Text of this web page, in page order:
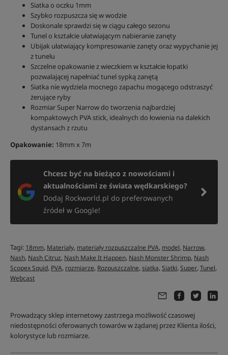
Siatka o oczku 1mm
Szybko rozpuszcza się w wodzie
Doskonale sprawdzi się w ciągu całego sezonu
Tunel o kształcie ułatwiającym nabieranie zanęty
Ubijak ułatwiający kompresowanie zanęty oraz wypychanie jej
z tunelu
Szczelne opakowanie z wieczkiem w kształcie łopatki
pozwalającej napełniać tunel sypką zanętą
Siatka nie wydziela mocnego zapachu mogącego odstraszyć
żerujące ryby
Rozmiar Super Narrow do tworzenia najbardziej
kompaktowych PVA stick, idealnych do łowienia na dalekich
dystansach z rzutu
Opakowanie: 18mm x 7m
Chcesz być na bieżąco z nowościami i
aktualnościami ze świata wędkarskiego?
Dodaj Rockworld.pl do preferowanych
źródeł w Google!
Tagi: 18mm, Materiały, materiały rozpuszczalne PVA, model, Narrow,
Nash, Nash Citruz, Nash Make It Happen, Nash Monster Shrimp, Nash
Scopex Squid, PVA, rozmiarze, Rozpuszczalne,siatką,Siatki,Super,Tunel,
Webcast
Prowadzący sklep internetowy zastrzega możliwość czasowej
niedostępności oferowanych towarów w żądanej przez Klienta ilości,
kolorystyce lub rozmiarze.